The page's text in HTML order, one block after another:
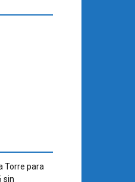
Torre para
sin